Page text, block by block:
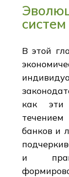
систем
В этой
как эти
банков и
и